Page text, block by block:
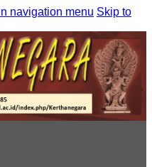
navigation menu Skip to